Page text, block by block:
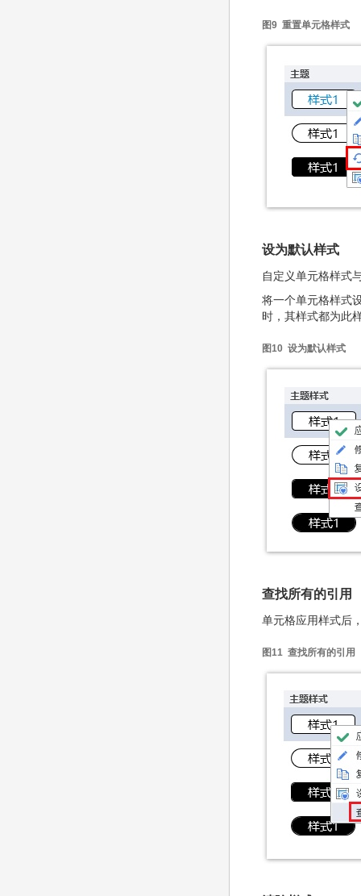
图9 重置单元格样式
设为默认样式
自定义单元格样式
将一个单元格样式
时，其样式都为此
图10 设为默认样式
查找所有的引用
单元格应用样式后
图11 查找所有的引用